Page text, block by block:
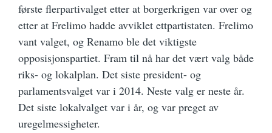
første flerpartivalget etter at borgerkrigen var over og
etter at Frelimo hadde avviklet ettpartistaten. Frelimo
vant valget, og Renamo ble det viktigste
opposisjonspartiet. Fram til nå har det vært valg både
riks- og lokalplan. Det siste president- og
parlamentsvalget var i 2014. Neste valg er neste år.
Det siste lokalvalget var i år, og var preget av
uregelmessigheter.